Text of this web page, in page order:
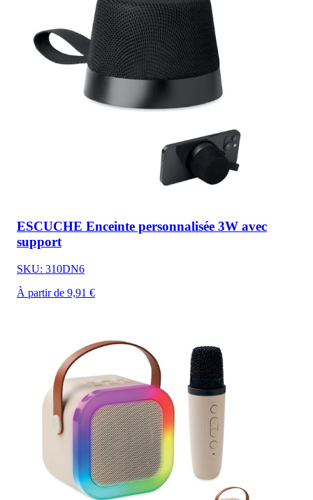
ESCUCHE Enceinte personnalisée 3W avec
support
SKU: 310DN6
À partir de 9,91 €